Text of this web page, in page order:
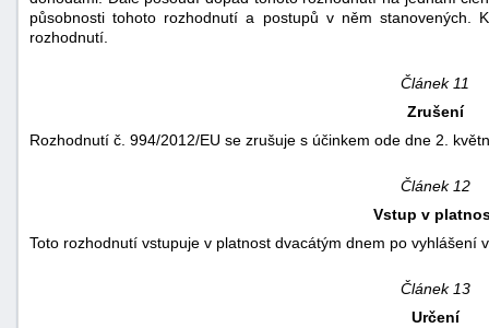
působnosti tohoto rozhodnutí a postupů v něm stanovených.
rozhodnutí.
Článek 11
Zrušení
Rozhodnutí č. 994/2012/EU se zrušuje s účinkem ode dne 2.
Článek 12
Vstup v
Toto rozhodnutí vstupuje v platnost dvacátým dnem po vyhlášení
Článek 13
Určení